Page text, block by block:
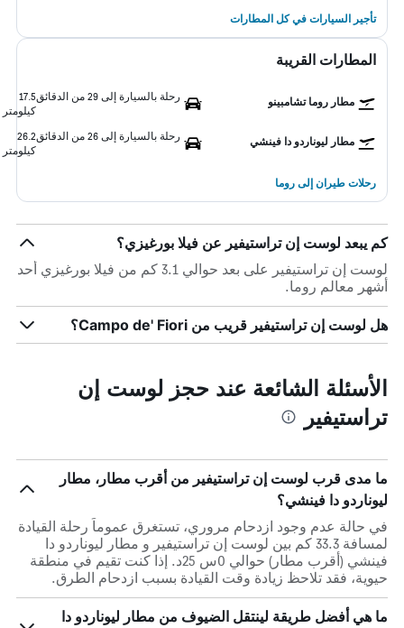
تأجير السيارات في كل المطارات
المطارات القريبة
مطار روما تشامبينو رحلة بالسيارة إلى 29 من الدقائق
17.5
كيلومتر
مطار ليوناردو دا فينشي رحلة بالسيارة إلى 26 من الدقائق
26.2
كيلومتر
رحلات طيران إلى روما
كم يبعد لوست إن تراستيفير عن فيلا بورغيزي؟
لوست إن تراستيفير على بعد حوالي 3.1 كم من فيلا بورغيزي أحد
أشهر معالم روما.
هل لوست إن تراستيفير قريب من Campo de' Fiori؟
الأسئلة الشائعة عند حجز لوست إن
تراستيفير
ما مدى قرب لوست إن تراستيفير من أقرب مطار، مطار
ليوناردو دا فينشي؟
في حالة عدم وجود ازدحام مروري، تستغرق عموماً رحلة القيادة
لمسافة 33.3 كم بين لوست إن تراستيفير و مطار ليوناردو دا
فينشي (أقرب مطار) حوالي 0س 25د. إذا كنت تقيم في منطقة
حيوية، فقد تلاحظ زيادة وقت القيادة بسبب ازدحام الطرق.
ما هي أفضل طريقة لينتقل الضيوف من مطار ليوناردو دا